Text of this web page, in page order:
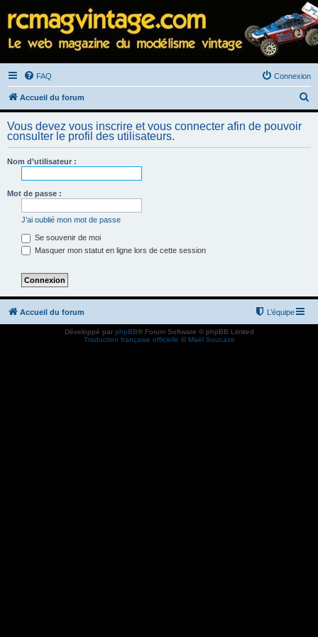
FAQ Connexion
Accueil du forum
e
h
Vous devez vous inscrire et vous connecter afin de pouvoir
consulter le profil des utilisateurs.
Nom d’utilisateur :
Mot de passe :
J’ai oublié mon mot de passe
Se souvenir de moi
Masquer mon statut en ligne lors de cette session
Accueil du forum L’équipe
Développé par phpBB® Forum Software © phpBB Limited
Traduction française officielle © Maël Soucaze